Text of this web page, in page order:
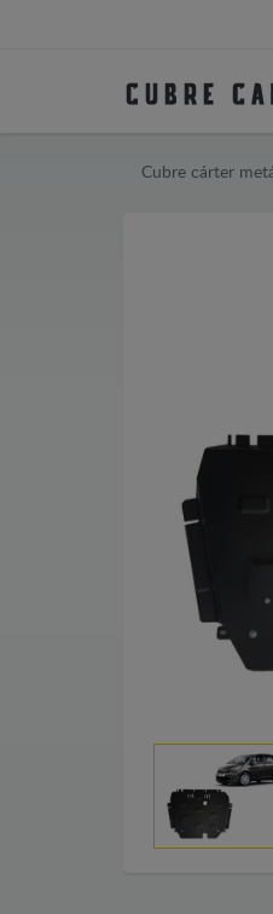
Cubre cárter